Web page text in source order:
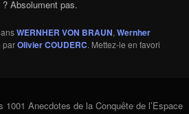
? Absolument pas.
WERNHER VON BRAUN,Wernher
parOlivier COUDERC. Mettez-le en favori
Anecdotes de la Conquête de l’Espace